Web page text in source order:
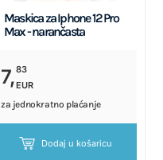
Maskica za Iphone 12 Pro
Max - narančasta
7,83
EUR
za jednokratno plaćanje
Dodaj u košaricu